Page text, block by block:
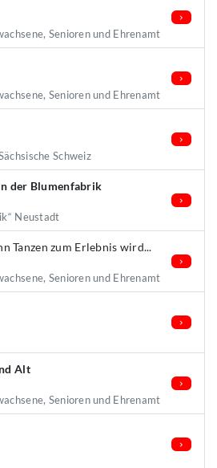
Senioren und Ehrenamt
Senioren und Ehrenamt
Schweiz
der Blumenfabrik
Neustadt
Tanzen zum Erlebnis wird...
Senioren und Ehrenamt
Alt
Senioren und Ehrenamt